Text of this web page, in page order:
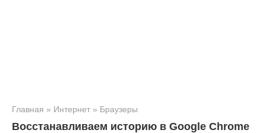
Главная » Интернет » Браузеры
Восстанавливаем историю в Google Chrome